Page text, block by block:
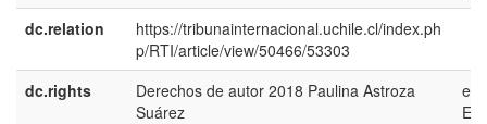
dc.relation
https://tribunainternacional.uchile.cl/index.ph
p/RTI/article/view/50466/53303
dc.rights
Derechos de autor 2018 Paulina Astroza
Suárez
es-
ES